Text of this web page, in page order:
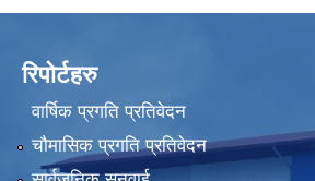
रिपोर्टहरु
वार्षिक प्रगति प्रतिवेदन
चौमासिक प्रगति प्रतिवेदन